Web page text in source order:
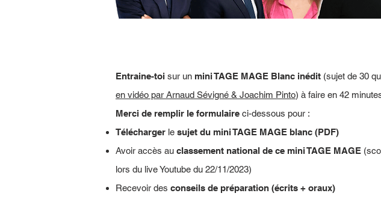
Entraine-toi sur un mini TAGE MAGE Blanc inédit (sujet de 30
en vidéo par Arnaud Sévigné & Joachim Pinto) à faire en 42
Merci de remplir le formulaire ci-dessous pour :
Télécharger le sujet du mini TAGE MAGE blanc (PDF)
Avoir accès au classement national de ce mini TAGE MAGE
lors du live Youtube du 22/11/2023)
Recevoir des conseils de préparation (écrits + oraux)